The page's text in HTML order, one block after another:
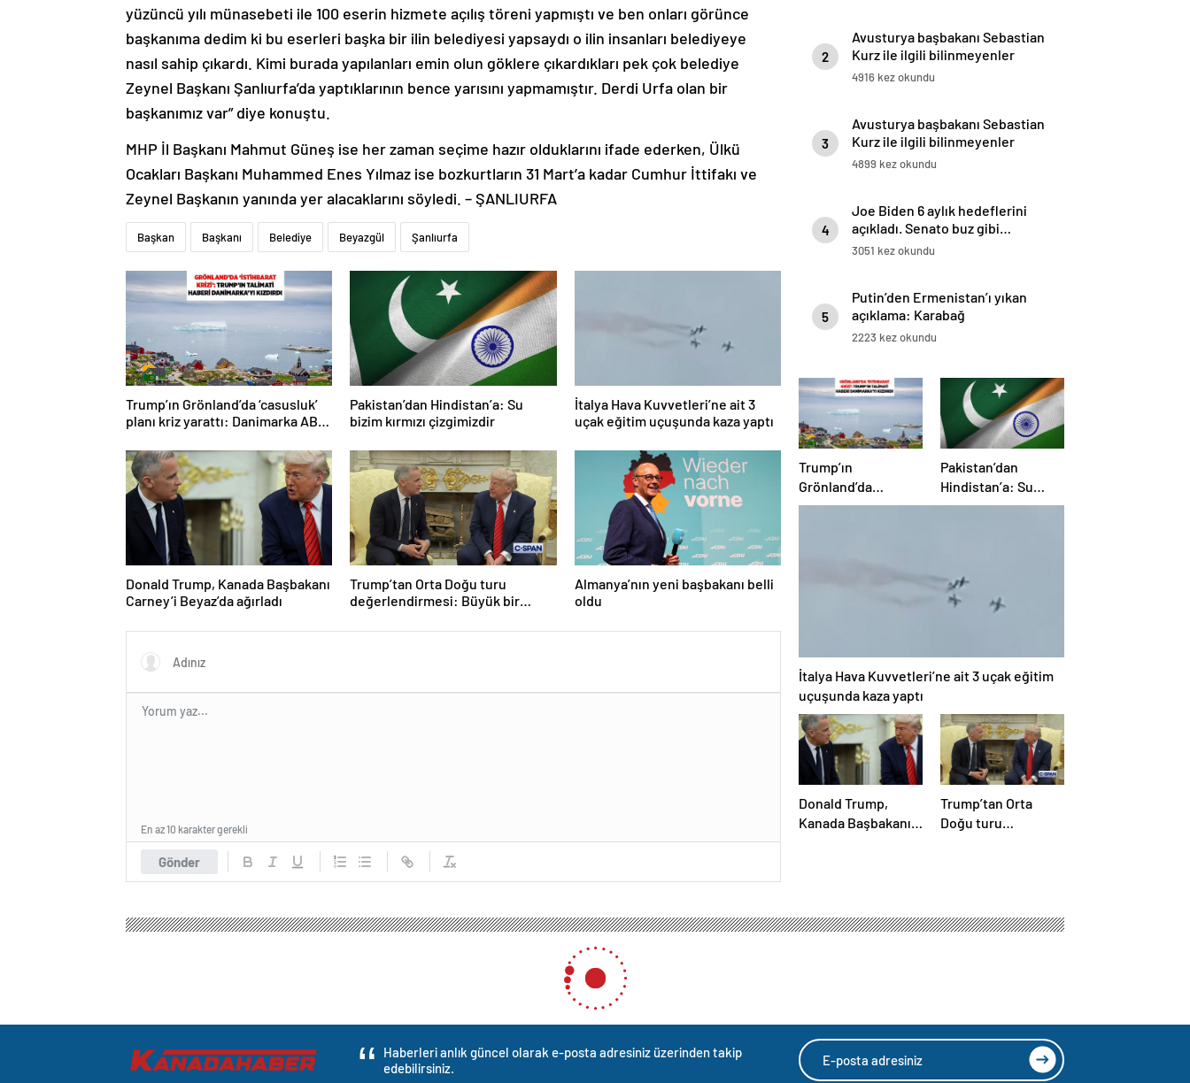
yüzüncü yılı münasebeti ile 100 eserin hizmete açılış töreni yapmıştı ve ben onları görünce
başkanıma dedim ki bu eserleri başka bir ilin belediyesi yapsaydı o ilin insanları belediyeye
nasıl sahip çıkardı. Kimi burada yapılanları emin olun göklere çıkardıkları pek çok belediye
Zeynel Başkanı Şanlıurfa’da yaptıklarının bence yarısını yapmamıştır. Derdi Urfa olan bir
başkanımız var” diye konuştu.
MHP İl Başkanı Mahmut Güneş ise her zaman seçime hazır olduklarını ifade ederken, Ülkü
Ocakları Başkanı Muhammed Enes Yılmaz ise bozkurtların 31 Mart’a kadar Cumhur İttifakı ve
Zeynel Başkanın yanında yer alacaklarını söyledi. – ŞANLIURFA
Başkan Başkanı Belediye Beyazgül Şanlıurfa
Trump’ın Grönland’da ‘casusluk’
planı kriz yarattı: Danimarka ABD
Pakistan’dan Hindistan’a: Su
bizim kırmızı çizgimizdir
İtalya Hava Kuvvetleri’ne ait 3
uçak eğitim uçuşunda kaza yaptı
Donald Trump, Kanada Başbakanı
Carney’i Beyaz’da ağırladı
Trump’tan Orta Doğu turu
değerlendirmesi: Büyük bir
Almanya’nın yeni başbakanı belli
oldu
Gönder
En az 10 karakter gerekli
2
Avusturya başbakanı Sebastian
Kurz ile ilgili bilinmeyenler
4916 kez okundu
3
Avusturya başbakanı Sebastian
Kurz ile ilgili bilinmeyenler
4899 kez okundu
4
Joe Biden 6 aylık hedeflerini
açıkladı. Senato buz gibi…
3051 kez okundu
5
Putin’den Ermenistan’ı yıkan
açıklama: Karabağ
Azerbaycan’ın ayrılmaz bir
2223 kez okundu
Trump’ın
Grönland’da
‘casusluk’ planı kriz
Pakistan’dan
Hindistan’a: Su
bizim kırmızı
İtalya Hava Kuvvetleri’ne ait 3 uçak eğitim
uçuşunda kaza yaptı
Donald Trump,
Kanada Başbakanı
Trump’tan Orta
Doğu turu
Haberleri anlık güncel olarak e-posta adresiniz üzerinden takip
edebilirsiniz.